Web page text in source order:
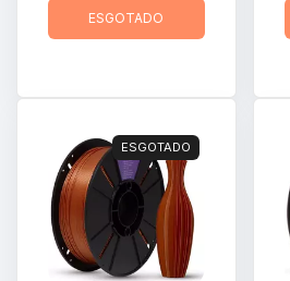
ESGOTADO
ESGOTADO